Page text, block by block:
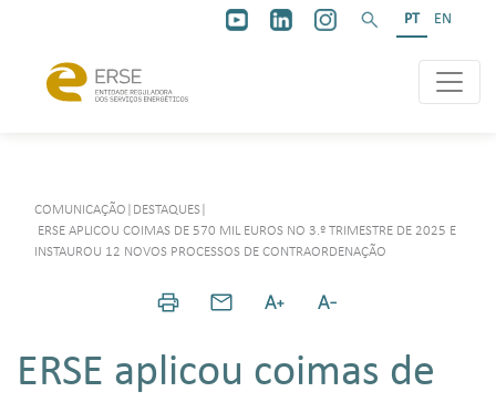
PT EN
COMUNICAÇÃO DESTAQUES
ERSE APLICOU COIMAS DE 570 MIL EUROS NO 3.º TRIMESTRE DE 2025 E
INSTAUROU 12 NOVOS PROCESSOS DE CONTRAORDENAÇÃO
ERSE aplicou coimas de